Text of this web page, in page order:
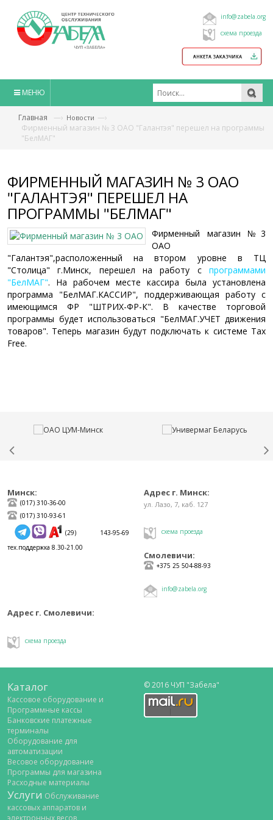
info@zabela.org
схема проезда
МЕНЮ
Главная —› Новости —›
Фирменный магазин № 3 ОАО "Галантэя" перешел на программы
"БелМАГ"
ФИРМЕННЫЙ МАГАЗИН № 3 ОАО
"ГАЛАНТЭЯ" ПЕРЕШЕЛ НА
ПРОГРАММЫ "БЕЛМАГ"
Фирменный магазин №3
ОАО
"Галантэя",расположенный на втором уровне в ТЦ
"Столица" г.Минск, перешел на работу с программами
"БелМАГ". На рабочем месте кассира была установлена
программа "БелМАГ.КАССИР", поддерживающая работу с
имеющимся ФР "ШТРИХ-ФР-К". В качестве торговой
программы будет использоваться "БелМАГ.УЧЕТ движения
товаров". Теперь магазин будут подключать к системе Tax
Free.
Минск:
(017) 310-36-00
(017) 310-93-61
(29) 143-95-69
тех.поддержка 8.30-21.00
Адрес г. Минск:
ул. Лазо, 7, каб. 127
схема проезда
Смолевичи:
+375 25 504-88-93
info@zabela.org
Адрес г. Смолевичи:
схема проезда
© 2016 ЧУП "Забела"
Каталог
Кассовое оборудование и
Программные кассы
Банковские платежные
терминалы
Оборудование для
автоматизации
Весовое оборудование
Программы для магазина
Расходные материалы
Услуги Обслуживание
кассовых аппаратов и
электронных весов